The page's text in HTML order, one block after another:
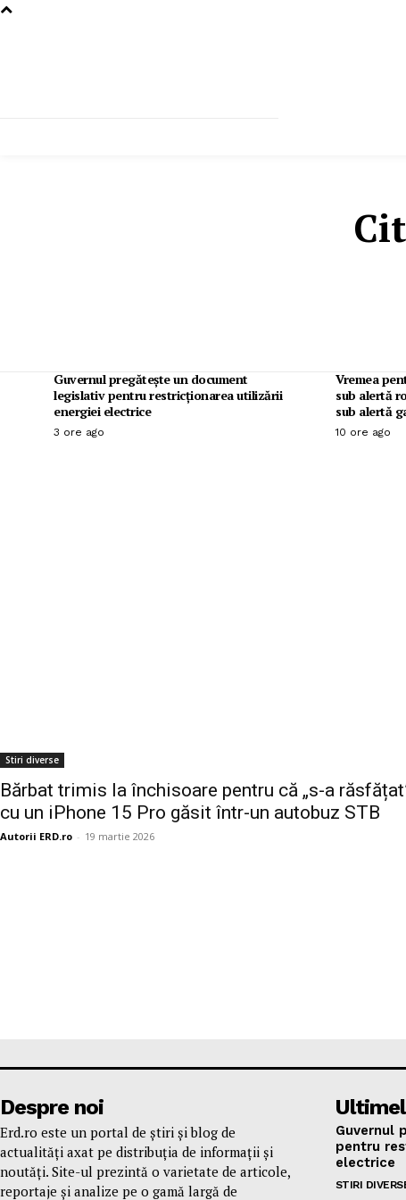
Guvernul pregătește un document
legislativ pentru restricționarea utilizării
energiei electrice
3 ore ago
Vremea
sub alertă
sub alertă
10 ore ago
Stiri diverse
Bărbat trimis la închisoare pentru că „s-a
cu un iPhone 15 Pro găsit într-un autobuz STB
Autorii ERD.ro - 19 martie 2026
Despre noi
Erd.ro este un portal de știri și blog de
actualități axat pe distribuția de informații și
noutăți. Site-ul prezintă o varietate de articole,
reportaje și analize pe o gamă largă de
Guvernul
pentru
electrice
STIRI